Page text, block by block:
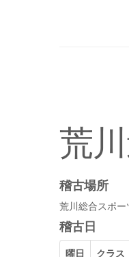
荒
稽古場所
荒川総合スポ
稽古日
曜日 クラス